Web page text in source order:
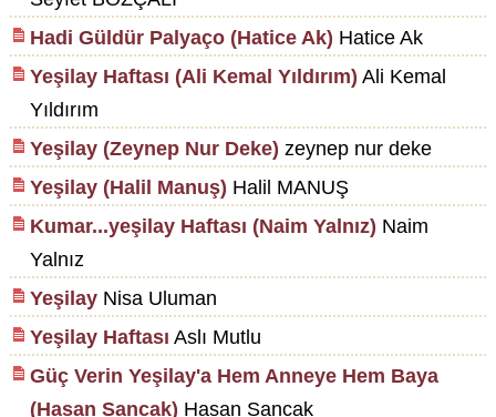
Hadi Güldür Palyaço (Hatice Ak) Hatice Ak
Yeşilay Haftası (Ali Kemal Yıldırım) Ali Kemal
Yıldırım
Yeşilay (Zeynep Nur Deke) zeynep nur deke
Yeşilay (Halil Manuş) Halil MANUŞ
Kumar...yeşilay Haftası (Naim Yalnız) Naim
Yalnız
YeşilayNisa Uluman
Yeşilay Haftası Aslı Mutlu
Güç Verin Yeşilay'a Hem Anneye Hem Baya
(Hasan Sancak) Hasan Sancak